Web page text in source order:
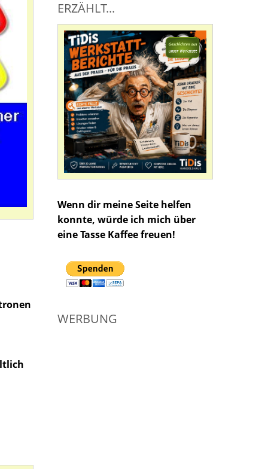
ERZÄHLT...
Wenn dir meine Seite helfen
konnte, würde ich mich über
eine Tasse Kaffee freuen!
WERBUNG